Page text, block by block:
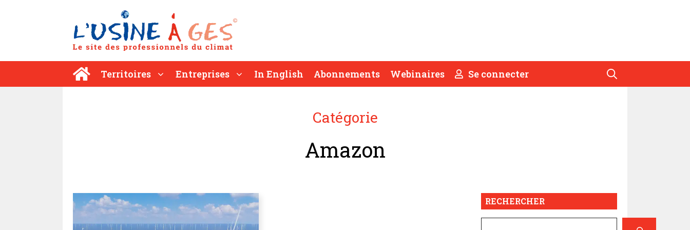
Territoires Entreprises In English Abonnements Webinaires Se connecter
Catégorie
Amazon
RECHERCHER